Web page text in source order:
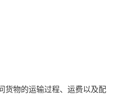
货物的运输过程、运费以及配